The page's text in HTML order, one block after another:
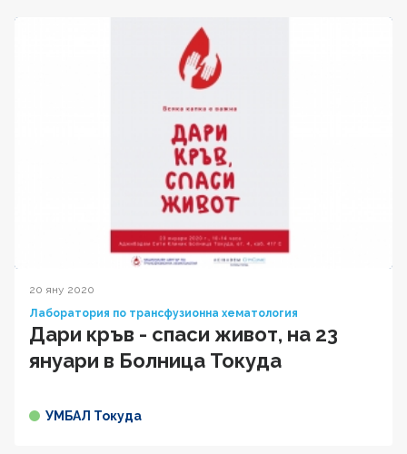
20 яну 2020
Лаборатория по трансфузионна хематология
Дари кръв - спаси живот, на 23
януари в Болница Токуда
УМБАЛ Токуда